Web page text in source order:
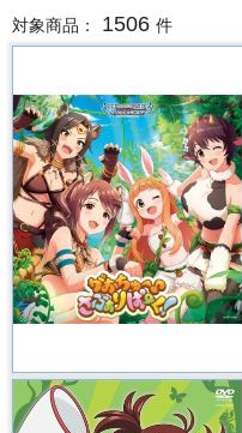
対象商品： 1506 件